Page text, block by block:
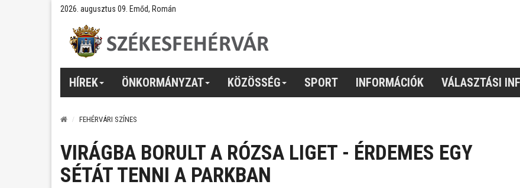
2026. augusztus 09. Emőd, Román
HÍREK ÖNKORMÁNYZAT KÖZÖSSÉG SPORT INFORMÁCIÓK VÁLASZTÁSI
FEHÉRVÁRI SZÍNES
VIRÁGBA BORULT A RÓZSA LIGET - ÉRDEMES EGY
SÉTÁT TENNI A PARKBAN